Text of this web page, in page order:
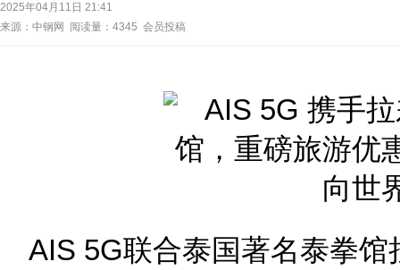
2025年04月11日 21:41
来源：中钢网 阅读量：4345 会员投稿
AIS 5G联合泰国著名泰拳